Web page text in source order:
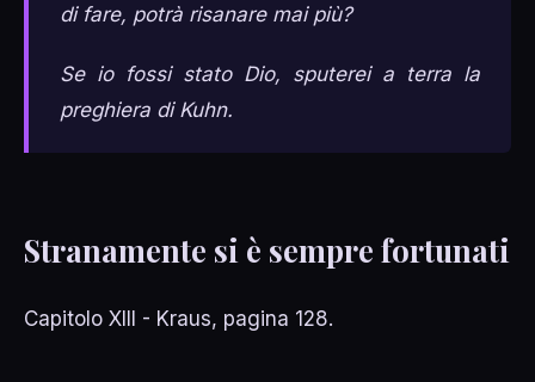
di fare, potrà risanare mai più?
Se io fossi stato Dio, sputerei a terra la
preghiera di Kuhn.
Stranamente si è sempre fortunati
Capitolo XIII - Kraus, pagina 128.